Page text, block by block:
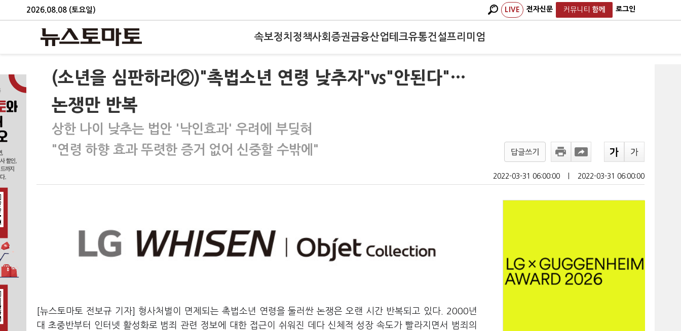
2026.08.08 (토요일) LIVE 전자신문 커뮤니티 함께 로그인
속보정치 정책사회 증권금융산업테크유통건설프리미엄
(소년을 심판하라②)"촉법소년 연령 낮추자"vs"안된다"…
논쟁만 반복
상한 나이 낮추는 법안 '낙인효과' 우려에 부딪혀
"연령 하향 효과 뚜렷한 증거 없어 신중할 수밖에"
답글쓰기
2022-03-31 06:00:00 2022-03-31 06:00:00
[뉴스토마토 전보규 기자] 형사처벌이 면제되는 촉법소년 연령을 둘러싼 논쟁은 오랜 시간 반복되고 있다. 2000년
대 초중반부터 인터넷 활성화로 범죄 관련 정보에 대한 접근이 쉬워진 데다 신체적 성장 속도가 빨라지면서 범죄의